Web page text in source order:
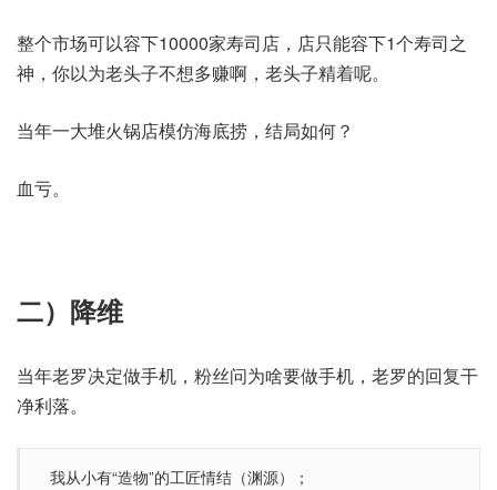
整个市场可以容下10000家寿司店，店只能容下1个寿司之
神，你以为老头子不想多赚啊，老头子精着呢。
当年一大堆火锅店模仿海底捞，结局如何？
血亏。
二）降维
当年老罗决定做手机，粉丝问为啥要做手机，老罗的回复干
净利落。
我从小有“造物”的工匠情结（渊源）；